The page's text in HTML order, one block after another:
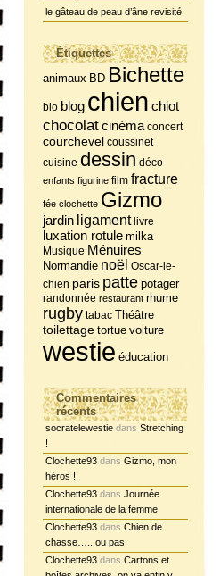
le gâteau de peau d’âne revisité
Étiquettes
animaux BD Bichette
bio blog chien chiot
chocolatcinéma concert
courchevel coussinet
cuisine dessin déco
enfants figurine film fracture
fée clochette Gizmo
jardin ligament livre
luxation rotule milka
Musique Ménuires
Normandie noël Oscar-le-
chien paris patte potager
randonnée restaurant rhume
rugby tabac Théâtre
toilettage tortue voiture
westie éducation
Commentaires
récents
socratelewestie dans Stretching
!
Clochette93 dans Gizmo, mon
héros !
Clochette93 dans Journée
internationale de la femme
Clochette93 dans Chien de
chasse….. ou pas
Clochette93 dans Cartons et